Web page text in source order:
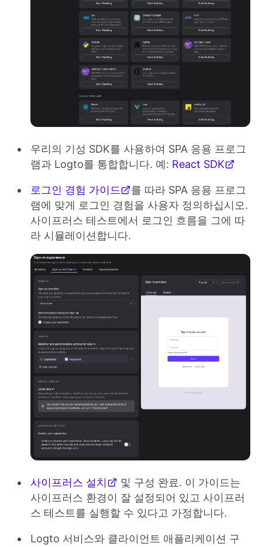
우리의 기성 SDK를 사용하여 SPA 응용 프로그
램과 Logto를 통합합니다. 예: React SDK
로그인 경험 가이드
를 따라 SPA 응용 프로그
램에 맞게 로그인 경험을 사용자 정의하십시오.
사이프러스 테스트에서 로그인 흐름을 그에 따
라 시뮬레이션합니다.
사이프러스 설치
및 구성 완료. 이 가이드는
사이프러스 환경이 잘 설정되어 있고 사이프러
스 테스트를 실행할 수 있다고 가정합니다.
Logto 서비스와 클라이언트 애플리케이션 구